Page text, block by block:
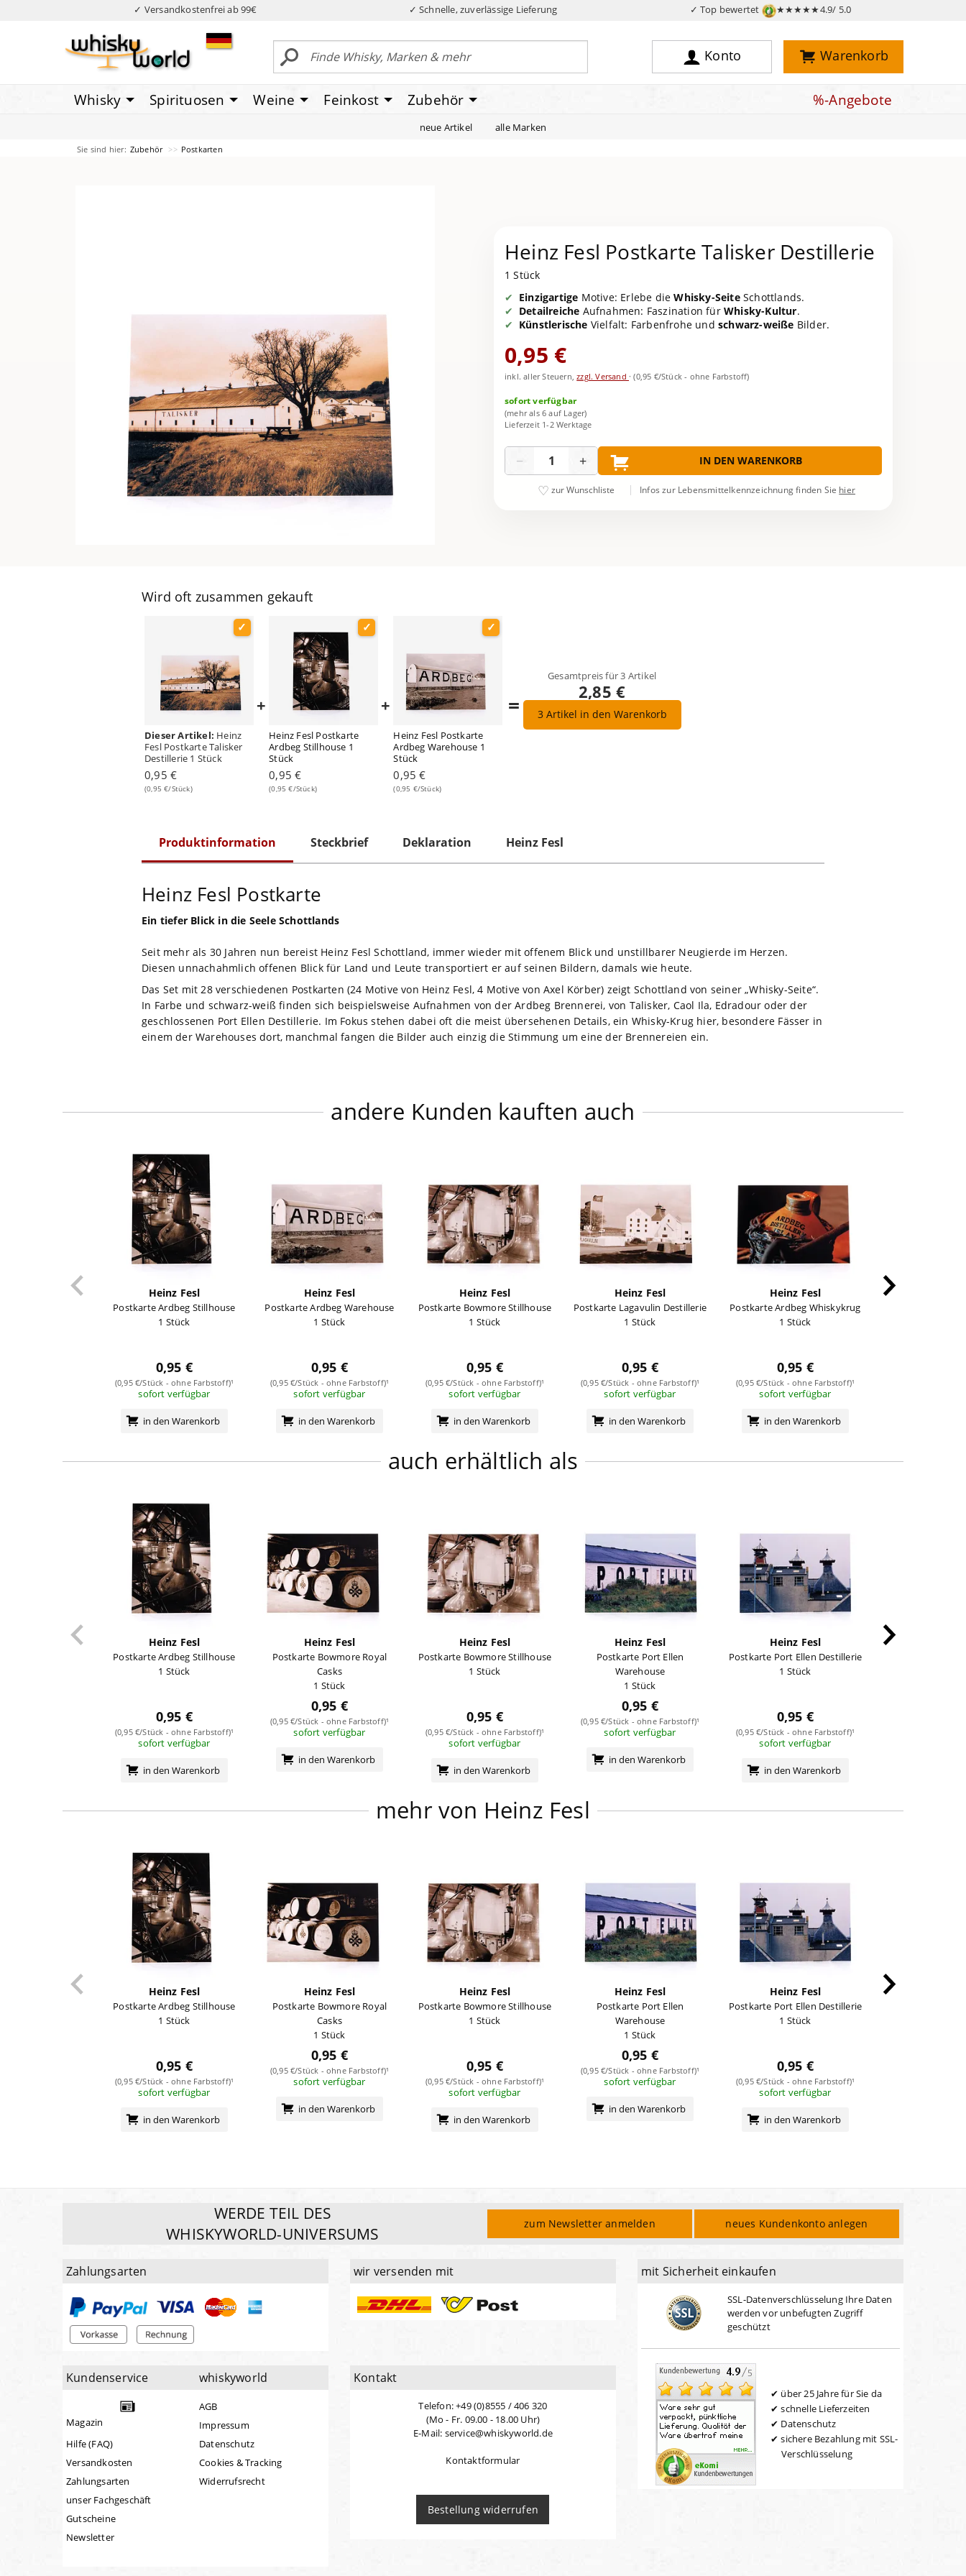
✓ Versandkostenfrei ab 99€ ✓ Schnelle, zuverlässige Lieferung ✓ Top bewertet ★★★★★4.9/ 5.0
Konto Warenkorb
Whisky Spirituosen Weine Feinkost Zubehör %-Angebote
neue Artikel alle Marken
Sie sind hier: Zubehör Postkarten
Heinz Fesl Postkarte Talisker Destillerie
1 Stück
Einzigartige Motive: Erlebe dieWhisky-SeiteSchottlands.
Detailreiche Aufnahmen: Faszination fürWhisky-Kultur.
Künstlerische Vielfalt: Farbenfrohe undschwarz-weiße Bilder.
0,95 €
inkl. aller Steuern,zzgl. Versand ·(0,95 €/Stück - ohne Farbstoff)
sofort verfügbar
(mehr als 6 auf Lager)
Lieferzeit 1-2 Werktage
− + IN DEN WARENKORB
zur Wunschliste Infos zur Lebensmittelkennzeichnung finden Sie hier
Wird oft zusammen gekauft
Dieser Artikel: Heinz
Fesl Postkarte Talisker
Destillerie 1 Stück
0,95 €
(0,95 €/Stück)
+
Heinz Fesl Postkarte
Ardbeg Stillhouse 1
Stück
0,95 €
(0,95 €/Stück)
+
Heinz Fesl Postkarte
Ardbeg Warehouse 1
Stück
0,95 €
(0,95 €/Stück)
=
Gesamtpreis für3 Artikel
2,85 €
3Artikel in den Warenkorb
Produktinformation Steckbrief Deklaration Heinz Fesl
Heinz Fesl Postkarte
Ein tiefer Blick in die Seele Schottlands
Seit mehr als 30 Jahren nun bereist Heinz Fesl Schottland, immer wieder mit offenem Blick und unstillbarer Neugierde im Herzen.
Diesen unnachahmlich offenen Blick für Land und Leute transportiert er auf seinen Bildern, damals wie heute.
Das Set mit 28 verschiedenen Postkarten (24 Motive von Heinz Fesl, 4 Motive von Axel Körber) zeigt Schottland von seiner „Whisky-Seite“.
In Farbe und schwarz-weiß finden sich beispielsweise Aufnahmen von der Ardbeg Brennerei, von Talisker, Caol Ila, Edradour oder der
geschlossenen Port Ellen Destillerie. Im Fokus stehen dabei oft die meist übersehenen Details, ein Whisky-Krug hier, besondere Fässer in
einem der Warehouses dort, manchmal fangen die Bilder auch einzig die Stimmung um eine der Brennereien ein.
andere Kunden kauften auch
Heinz Fesl
Postkarte Ardbeg Stillhouse
1 Stück
0,95 €
(0,95 €/Stück - ohne Farbstoff)¹
sofort verfügbar
in den Warenkorb
Heinz Fesl
Postkarte Ardbeg Warehouse
1 Stück
0,95 €
(0,95 €/Stück - ohne Farbstoff)¹
sofort verfügbar
in den Warenkorb
Heinz Fesl
Postkarte Bowmore Stillhouse
1 Stück
0,95 €
(0,95 €/Stück - ohne Farbstoff)¹
sofort verfügbar
in den Warenkorb
Heinz Fesl
Postkarte Lagavulin Destillerie
1 Stück
0,95 €
(0,95 €/Stück - ohne Farbstoff)¹
sofort verfügbar
in den Warenkorb
Heinz Fesl
Postkarte Ardbeg Whiskykrug
1 Stück
0,95 €
(0,95 €/Stück - ohne Farbstoff)¹
sofort verfügbar
in den Warenkorb
auch erhältlich als
Heinz Fesl
Postkarte Ardbeg Stillhouse
1 Stück
0,95 €
(0,95 €/Stück - ohne Farbstoff)¹
sofort verfügbar
in den Warenkorb
Heinz Fesl
Postkarte Bowmore Royal
Casks
1 Stück
0,95 €
(0,95 €/Stück - ohne Farbstoff)¹
sofort verfügbar
in den Warenkorb
Heinz Fesl
Postkarte Bowmore Stillhouse
1 Stück
0,95 €
(0,95 €/Stück - ohne Farbstoff)¹
sofort verfügbar
in den Warenkorb
Heinz Fesl
Postkarte Port Ellen
Warehouse
1 Stück
0,95 €
(0,95 €/Stück - ohne Farbstoff)¹
sofort verfügbar
in den Warenkorb
Heinz Fesl
Postkarte Port Ellen Destillerie
1 Stück
0,95 €
(0,95 €/Stück - ohne Farbstoff)¹
sofort verfügbar
in den Warenkorb
mehr von Heinz Fesl
Heinz Fesl
Postkarte Ardbeg Stillhouse
1 Stück
0,95 €
(0,95 €/Stück - ohne Farbstoff)¹
sofort verfügbar
in den Warenkorb
Heinz Fesl
Postkarte Bowmore Royal
Casks
1 Stück
0,95 €
(0,95 €/Stück - ohne Farbstoff)¹
sofort verfügbar
in den Warenkorb
Heinz Fesl
Postkarte Bowmore Stillhouse
1 Stück
0,95 €
(0,95 €/Stück - ohne Farbstoff)¹
sofort verfügbar
in den Warenkorb
Heinz Fesl
Postkarte Port Ellen
Warehouse
1 Stück
0,95 €
(0,95 €/Stück - ohne Farbstoff)¹
sofort verfügbar
in den Warenkorb
Heinz Fesl
Postkarte Port Ellen Destillerie
1 Stück
0,95 €
(0,95 €/Stück - ohne Farbstoff)¹
sofort verfügbar
in den Warenkorb
WERDE TEIL DES
WHISKYWORLD-UNIVERSUMS
zum Newsletter anmelden neues Kundenkonto anlegen
Zahlungsarten wir versenden mit
Kundenservice
Magazin
Hilfe (FAQ)
Versandkosten
Zahlungsarten
unser Fachgeschäft
Gutscheine
Newsletter
whiskyworld
AGB
Impressum
Datenschutz
Cookies & Tracking
Widerrufsrecht
Kontakt
Telefon: +49 (0)8555 / 406 320
(Mo - Fr. 09.00 - 18.00 Uhr)
E-Mail: service@whiskyworld.de
Kontaktformular
Bestellung widerrufen
mit Sicherheit einkaufen
SSL-Datenverschlüsselung Ihre Daten
werden vor unbefugten Zugriff
geschützt
über 25 Jahre für Sie da
schnelle Lieferzeiten
Datenschutz
sichere Bezahlung mit SSL-
Verschlüsselung